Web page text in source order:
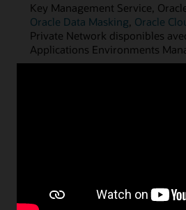
Key Management Service,
Oracle Data Masking Oracle
Private Network disponibles
Applications Environments
création de nouvelles applications.
vous pouvez :